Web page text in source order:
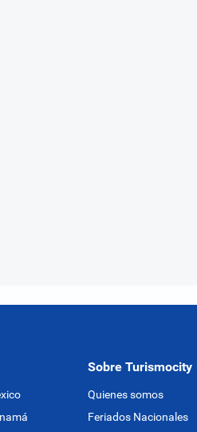
Sobre Turismocity
Quienes somos
Feriados Nacionales